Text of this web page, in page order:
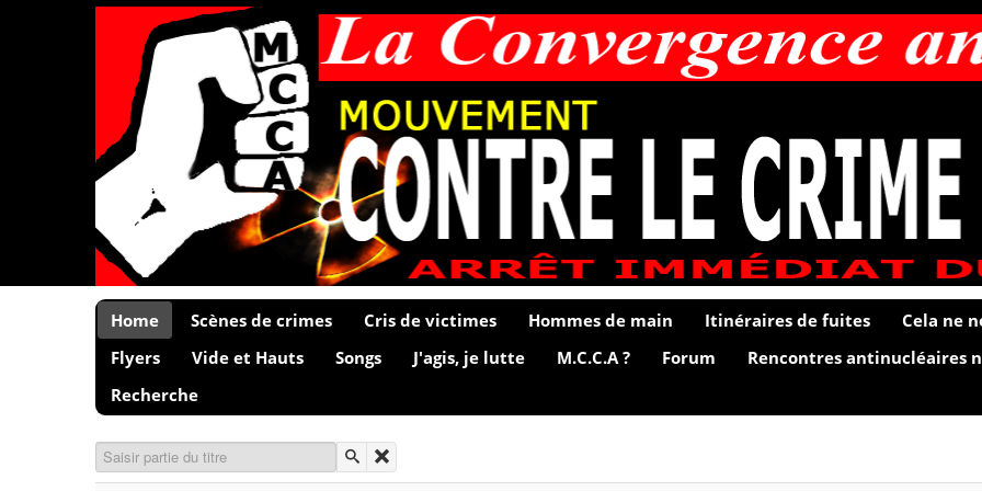
Home Scènes de crimes Cris de victimes Hommes de main Itinéraires de fuites Cela ne
Flyers
Vide et Hauts Songs J'agis, je lutte M.C.C.A ? Forum Rencontres antinucléaires
Recherche
Saisir partie du titre